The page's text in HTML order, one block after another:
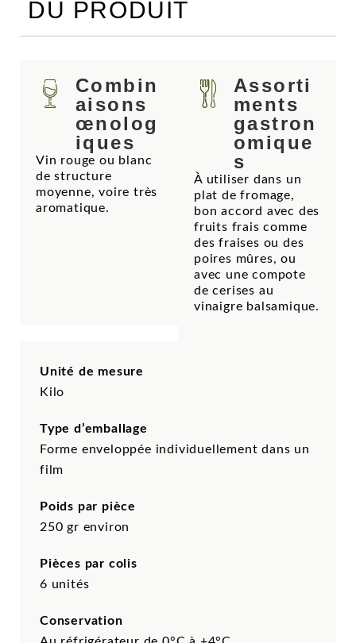
DU PRODUIT
Assorti
ments
gastron
omique
s
À utiliser dans un
plat de fromage,
bon accord avec des
fruits frais comme
des fraises ou des
poires mûres, ou
avec une compote
de cerises au
vinaigre balsamique.
Combin
aisons
œnolog
iques
Vin rouge ou blanc
de structure
moyenne, voire très
aromatique.
Unité de mesure
Kilo
Type d’emballage
Forme enveloppée individuellement dans un
film
Poids par pièce
250 gr environ
Pièces par colis
6 unités
Conservation